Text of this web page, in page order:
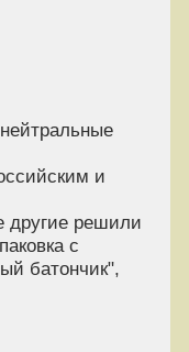
и
другие решили
с
батончик",